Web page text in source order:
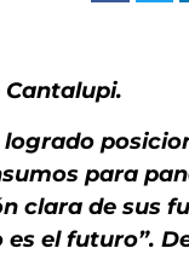
para
clara de sus
el futuro”.